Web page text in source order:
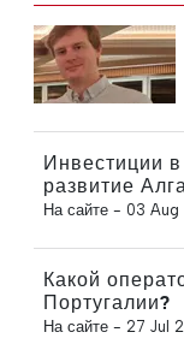
Инвестиции
развитие
На сайте - 03 Aug
Какой
Португалии?
На сайте - 27 Jul